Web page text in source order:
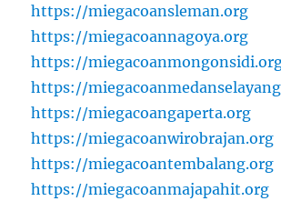
https://miegacoansleman.org
https://miegacoannagoya.org
https://
https://
https://miegacoangaperta.org
https://miegacoanwirobrajan.org
https://miegacoantembalang.org
https://miegacoanmajapahit.org